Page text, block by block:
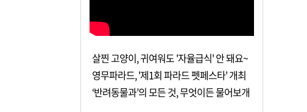
살찐 고양이, 귀여워도 '자율급식' 안 돼요~
영무파라드, '제1회 파라드 펫페스타' 개최
‘반려동물과’의 모든 것, 무엇이든 물어보개